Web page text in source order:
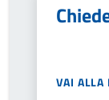
VAI ALLA